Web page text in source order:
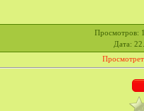
Просмотров:
Дата: